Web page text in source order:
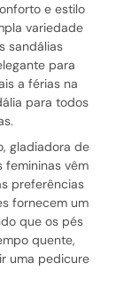
e estilo
variedade
sandálias
para
a férias na
para todos
gladiadora de
femininas vêm
preferências
fornecem um
que os pés
quente,
uma pedicure